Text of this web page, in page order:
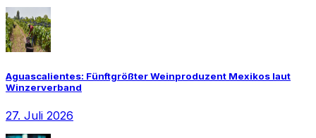
Aguascalientes: Fünftgrößter Weinproduzent Mexikos laut
Winzerverband
27. Juli 2026